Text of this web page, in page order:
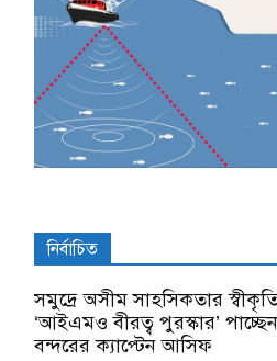
নির্বাচিত
সমুদ্রে অসীম সাহসিকতার
‘আইএমও বীরত্ব পুরস্কার’ পাচ্ছেন
বন্দরের ক্যাপ্টেন আসিফ